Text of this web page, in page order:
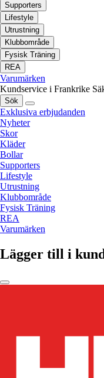
Supporters
Lifestyle
Utrustning
Klubbområde
Fysisk Träning
REA
Varumärken
Kundservice i Frankrike
Sök
Exklusiva erbjudanden
Nyheter
Skor
Kläder
Bollar
Supporters
Lifestyle
Utrustning
Klubbområde
Fysisk Träning
REA
Varumärken
Lägger till i